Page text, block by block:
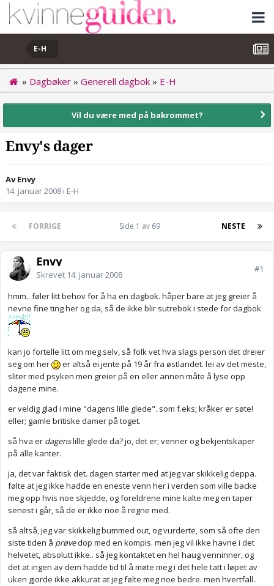
E-H
» Dagbøker » Generell dagbok » E-H
Vil du være med på bakrommet?
Envy's dager
Av Envy
14. januar 2008 i E-H
FORRIGE NESTE
Side 1 av 69
Envy
Skrevet 14. januar 2008
#1
hmm.. føler litt behov for å ha en dagbok. håper bare at jeg greier å
nevne fine ting her og da, så de ikke blir sutrebok i stede for dagbok
kan jo fortelle litt om meg selv, så folk vet hva slags person det dreier
seg om her
er altså ei jente på 19 år fra østlandet. lei av det meste,
sliter med psyken men greier på en eller annen måte å lyse opp
dagene mine.
er veldig glad i mine "dagens lille glede". som f.eks; kråker er søte!
eller; gamle britiske damer på toget.
så hva er dagenslille glede da? jo, det er; venner og bekjentskaper
på alle kanter.
ja, det var faktisk det. dagen starter med at jeg var skikkelig deppa.
følte at jeg ikke hadde en eneste venn her i verden som ville backe
meg opp hvis noe skjedde, og foreldrene mine kalte meg en taper
senest i går, så de er ikke noe å regne med.
så altså, jeg var skikkelig bummed out, og vurderte, som så ofte den
siste tiden å prøvedop med en kompis. men jeg vil ikke havne i det
helvetet, absolutt ikke.. så jeg kontaktet en hel haug venninner, og
det at ingen av dem hadde tid til å møte meg i det hele tatt i løpet av
uken gjorde ikke akkurat at jeg følte meg noe bedre. men hvertfall..